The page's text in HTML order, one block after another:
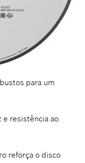
para um
e resistência ao
reforça o disco